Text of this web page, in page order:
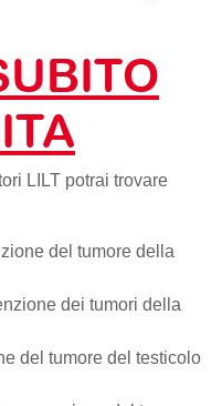
LILT potrai trovare
del tumore della
dei tumori della
del tumore del testicolo